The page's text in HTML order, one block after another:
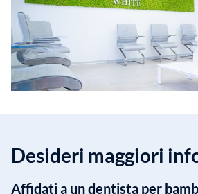
Desideri maggiori
Affidati a un dentista per